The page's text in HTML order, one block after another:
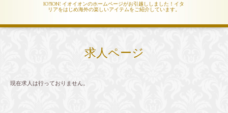
IO?ION! イオイオンのホームページがお引越ししました！イタ
リアをはじめ海外の楽しいアイテムをご紹介しています。
求人ページ
現在求人は行っておりません。